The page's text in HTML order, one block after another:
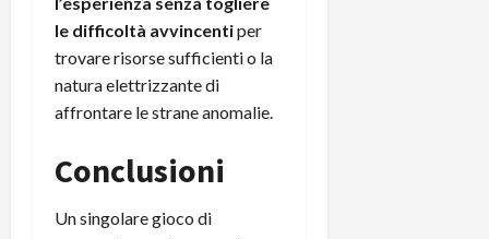
le difficoltà avvincentiper
trovare risorse sufficienti o la
natura elettrizzante di
affrontare le strane anomalie.
Conclusioni
Un singolare gioco di